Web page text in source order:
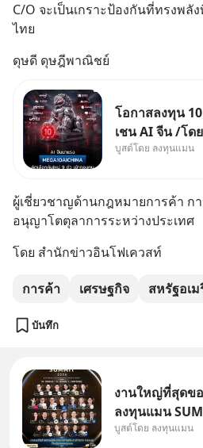
C/O จะเป็นเกราะป้องกันที่ทรงพลั
ไทย
ดุษดี ดุษฎีพาณิชย์
โอกาสลงทุน
เชน AI จีน /โด
✅ลงทุนตรง คัด
ผู้นำ AI จีน ตั้งแ
หน่วยความจำ โ
บูสต์โดย ลงทุนแมน
ผู้เชี่ยวชาญด้านกฎหมายการค้า ก
อนุญาโตตุลาการระหว่างประเทศ
โดย สำนักข่าวอินโฟเควสท์
การค้า เศรษฐกิจ สหรัฐอเ
บันทึก
งานใหญ่ที่สุดข
ลงทุนแมน
นี้จะมีเจ้าของธุร
บูสต์โดย ลงทุนแมน